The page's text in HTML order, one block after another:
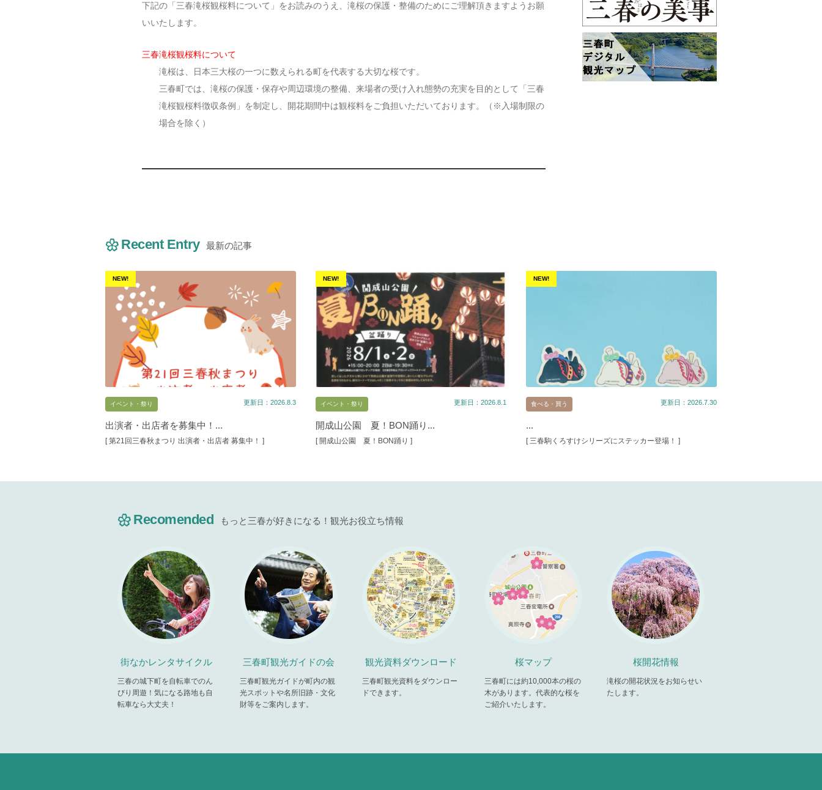
下記の「三春滝桜観桜料について」をお読みのうえ、滝桜の保護・整備のためにご理解頂きますようお願
いいたします。
三春滝桜観桜料について
滝桜は、日本三大桜の一つに数えられる町を代表する大切な桜です。
三春町では、滝桜の保護・保存や周辺環境の整備、来場者の受け入れ態勢の充実を目的として「三春
滝桜観桜料徴収条例」を制定し、開花期間中は観桜料をご負担いただいております。（※入場制限の
場合を除く）
Recent Entry 最新の記事
NEW!
イベント・祭り
出演者・出店者を募集中！...
[ 第21回三春秋まつり 出演者・出店者 募集中！ ]
更新日：2026.8.3
NEW!
イベント・祭り
開成山公園 夏！BON踊り...
[ 開成山公園 夏！BON踊り ]
更新日：2026.8.1
NEW!
食べる・買う
...
[ 三春駒くろすけシリーズにステッカー登場！ ]
更新日：2026.7.30
Recomended もっと三春が好きになる！観光お役立ち情報
街なかレンタサイクル
三春の城下町を自転車でのん
びり周遊！気になる路地も自
転車なら大丈夫！
三春町観光ガイドの会
三春町観光ガイドが町内の観
光スポットや名所旧跡・文化
財等をご案内します。
観光資料ダウンロード
三春町観光資料をダウンロー
ドできます。
桜マップ
三春町には約10,000本の桜の
木があります。代表的な桜を
ご紹介いたします。
桜開花情報
滝桜の開花状況をお知らせい
たします。